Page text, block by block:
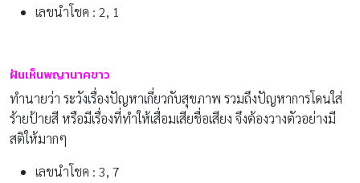
เลขนำโชค : 2, 1
ฝันเห็นพญานาคขาว
ทำนายว่า ระวังเรื่องปัญหาเกี่ยวกับสุขภาพ รวมถึงปัญหาการโดนใส่
ร้ายป้ายสี หรือมีเรื่องที่ทำให้เสื่อมเสียชื่อเสียง จึงต้องวางตัวอย่างมี
สติให้มากๆ
เลขนำโชค : 3, 7